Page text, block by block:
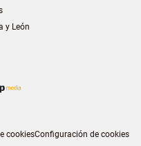
y León
cookiesConfiguración de cookies